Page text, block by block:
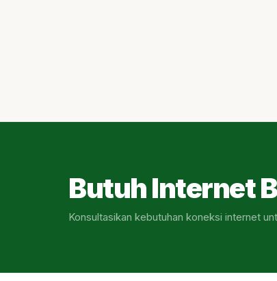
Butuh Internet
Konsultasikan kebutuhan koneksi internet